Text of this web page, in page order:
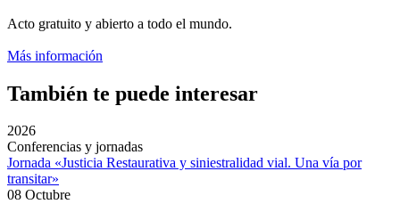
Acto gratuito y abierto a todo el mundo.
Más información
También te puede interesar
2026
Conferencias y jornadas
Jornada «Justicia Restaurativa y siniestralidad vial. Una vía por
transitar»
08 Octubre